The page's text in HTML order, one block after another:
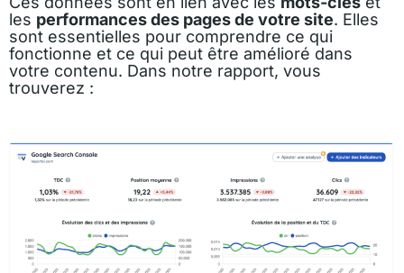
les performances des pages de votre site. Elles
sont essentielles pour comprendre ce qui
fonctionne et ce qui peut être amélioré dans
votre contenu. Dans notre rapport, vous
trouverez :